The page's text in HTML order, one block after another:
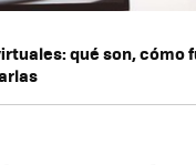
qué son, cómo